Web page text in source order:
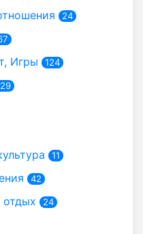
24
Игры 124
11
42
отдых 24